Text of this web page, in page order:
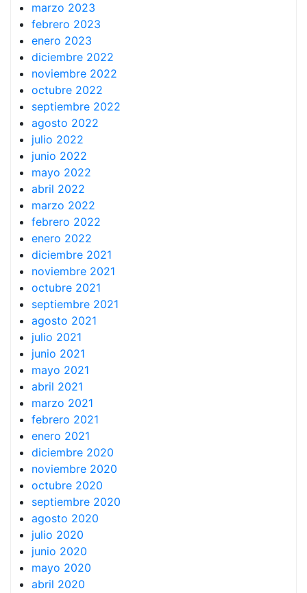
marzo 2023
febrero 2023
enero 2023
diciembre 2022
noviembre 2022
octubre 2022
septiembre 2022
agosto 2022
julio 2022
junio 2022
mayo 2022
abril 2022
marzo 2022
febrero 2022
enero 2022
diciembre 2021
noviembre 2021
octubre 2021
septiembre 2021
agosto 2021
julio 2021
junio 2021
mayo 2021
abril 2021
marzo 2021
febrero 2021
enero 2021
diciembre 2020
noviembre 2020
octubre 2020
septiembre 2020
agosto 2020
julio 2020
junio 2020
mayo 2020
abril 2020